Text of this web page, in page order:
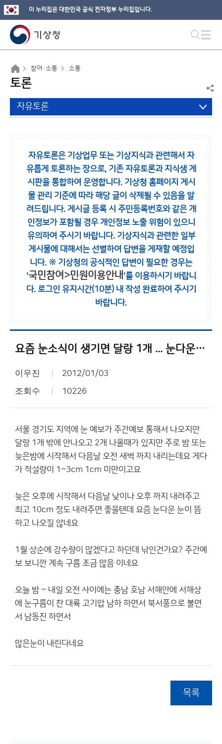
이 누리집은 대한민국 공식 전자정부 누리집입니다.
참여·소통 소통
토론
자유토론
자유토론은 기상업무 또는 기상지식과 관련해서 자
유롭게 토론하는 장으로, 기존 자유토론과 지식샘 게
시판을 통합하여 운영합니다. 기상청 홈페이지 게시
물 관리 기준에 따라 해당 글이 삭제될 수 있음을 알
려드립니다. 게시글 등록 시 주민등록번호와 같은 개
인정보가 포함될 경우 개인정보 노출 위험이 있으니
유의하여 주시기 바랍니다. 기상지식과 관련한 일부
게시물에 대해서는 선별하여 답변을 게재할 예정입
니다. ※ 기상청의 공식적인 답변이 필요한 경우는
'국민참여>민원이용안내 '를 이용하시기 바랍니
다. 로그인 유지시간(10분) 내 작성 완료하여 주시기
바랍니다.
요즘 눈소식이 생기면 달랑 1개 ... 눈다운눈 10cm 언제쯤??
이우진 2012/01/03
조회수 10226
서울 경기도 지역에 눈 예보가 주간예보 통해서 나오지만
달랑 1개 밖에 안나오고 2개 나올때가 있지만 주로 밤 또는
늦은밤에 시작해서 다음날 오전 새벽 까지 내리는데요 게다
가 적설량이 1~3cm 1cm 미만이고요
늦은 오후에 시작해서 다음날 낮이나 오후 까지 내려주고
최고 10cm 정도 내려주면 좋을텐데 요즘 눈다운 눈이 뜸
하고 나오질 않네요
1월 상순에 강수량이 많겠다고 하던데 낚인건가요? 주간예
보 보니깐 계속 구름 조금 많음 이네요
오늘 밤 ~ 내일 오전 사이에는 충남 호남 서해안에 서해상
에 눈구름이 찬 대륙 고기압 남하 하면서 북서풍으로 불면
서 남동진 하면서
많은눈이 내린다네요
목록